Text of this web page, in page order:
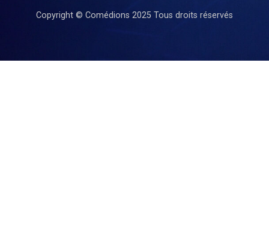
Copyright © Comédions 2025 Tous droits réservés